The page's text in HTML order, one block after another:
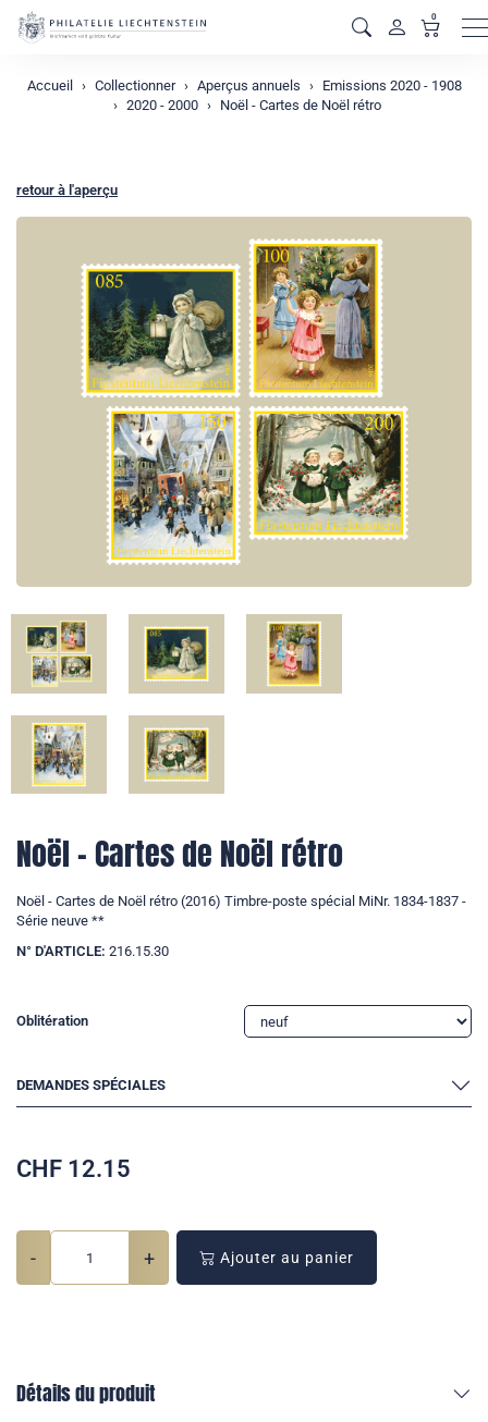
0
Accueil Collectionner Aperçus annuels
Emissions 2020 - 1908
2020 - 2000
Noël - Cartes de Noël rétro
retour à l'aperçu
Noël - Cartes de Noël rétro
Noël - Cartes de Noël rétro (2016) Timbre-poste spécial MiNr. 1834-1837 -
Série neuve **
N° D'ARTICLE: 216.15.30
Oblitération
DEMANDES SPÉCIALES
CHF 12.15
- + Ajouter au panier
Détails du produit